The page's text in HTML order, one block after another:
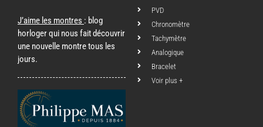
J’aime les montres : blog
horloger qui nous fait découvrir
une nouvelle montre tous les
jours.
PVD
Chronomètre
Tachymètre
Analogique
Bracelet
Voir plus +